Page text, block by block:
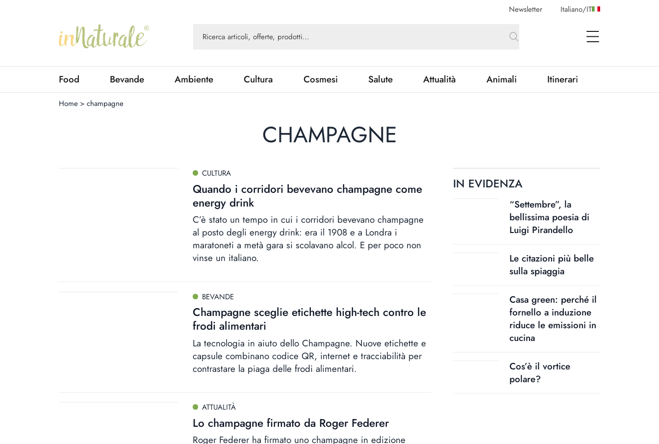
Newsletter Italiano/IT
open Menu
Food Bevande Ambiente Cultura Cosmesi Salute Attualità Animali Itinerari
Home > champagne
CHAMPAGNE
CULTURA
Quando i corridori bevevano champagne come
energy drink
C’è stato un tempo in cui i corridori bevevano champagne
al posto degli energy drink: era il 1908 e a Londra i
maratoneti a metà gara si scolavano alcol. E per poco non
vinse un italiano.
BEVANDE
Champagne sceglie etichette high-tech contro le
frodi alimentari
La tecnologia in aiuto dello Champagne. Nuove etichette e
capsule combinano codice QR, internet e tracciabilità per
contrastare la piaga delle frodi alimentari.
ATTUALITÀ
Lo champagne firmato da Roger Federer
Roger Federer ha firmato uno champagne in edizione
IN EVIDENZA
“Settembre”, la
bellissima poesia di
Luigi Pirandello
Le citazioni più belle
sulla spiaggia
Casa green: perché il
fornello a induzione
riduce le emissioni in
cucina
Cos’è il vortice
polare?